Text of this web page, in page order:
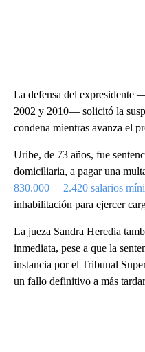
La defensa del expresidente
2002 y 2010— solicitó la
condena mientras avanza el
Uribe, de 73 años, fue
domiciliaria, a pagar una
830.000 —2.420 salarios
inhabilitación para ejercer
La jueza Sandra Heredia
inmediata, pese a que la
instancia por el Tribunal
un fallo definitivo a más